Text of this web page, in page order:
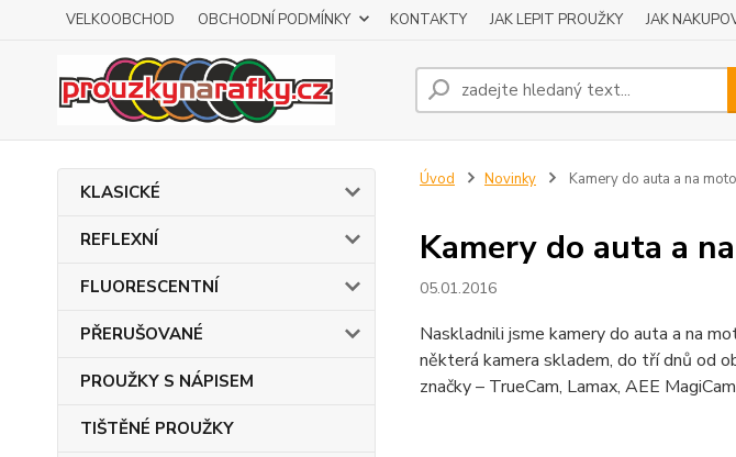
VELKOOBCHOD OBCHODNÍ PODMÍNKY KONTAKTY JAK LEPIT PROUŽKY JAK
KLASICKÉ
REFLEXNÍ
FLUORESCENTNÍ
PŘERUŠOVANÉ
PROUŽKY S NÁPISEM
TIŠTĚNÉ PROUŽKY
Úvod Novinky Kamery do auta a na moto
Kamery do auta a
05.01.2016
Naskladnili jsme kamery do auta a na
některá kamera skladem, do tří dnů od
značky – TrueCam, Lamax, AEE